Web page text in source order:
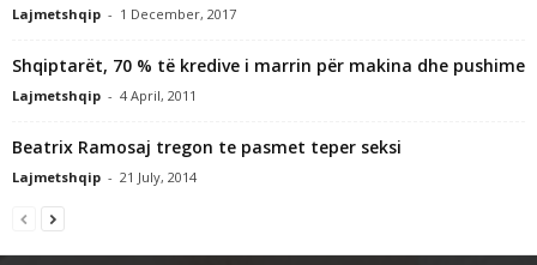
Lajmetshqip - 1 December, 2017
Shqiptarët, 70 % të kredive i marrin për makina dhe pushime
Lajmetshqip - 4 April, 2011
Beatrix Ramosaj tregon te pasmet teper seksi
Lajmetshqip - 21 July, 2014